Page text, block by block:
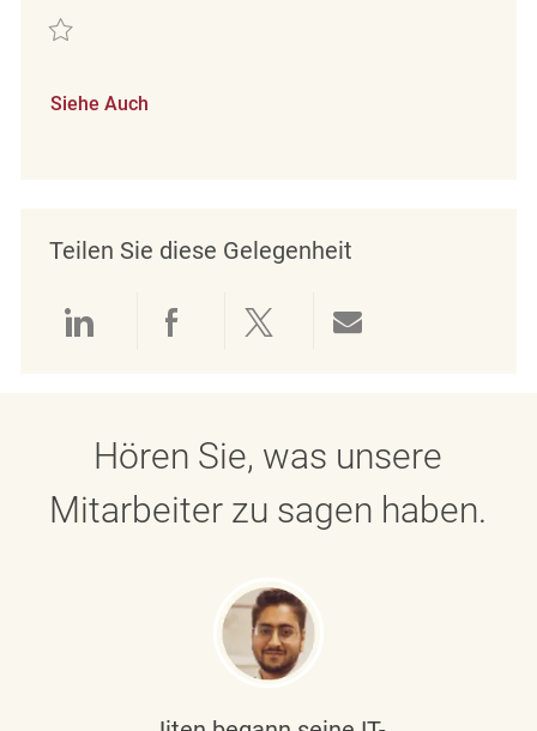
Retten Merchandise Sales Associate REQ132980
Siehe Auch
Teilen Sie diese Gelegenheit
Über LinkedIn teilen
Über Facebook teilen
Über Twitter teilen
Hören Sie, was unsere
Mitarbeiter zu sagen haben.